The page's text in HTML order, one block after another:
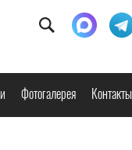
Фотогалерея Контакты